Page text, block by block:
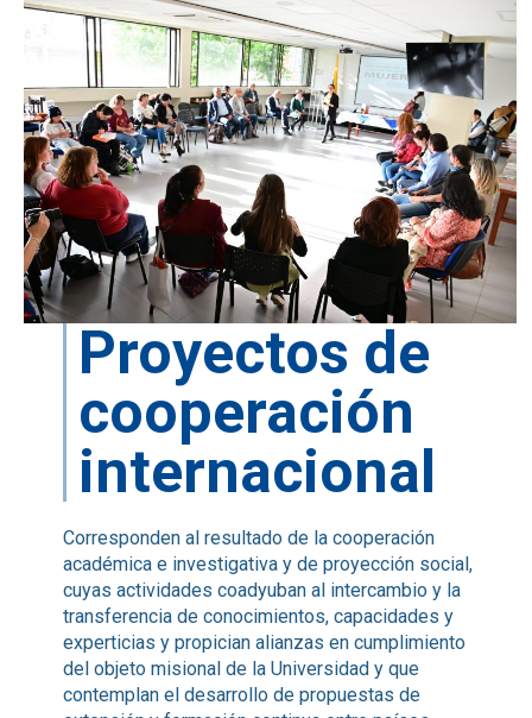
Proyectos de
cooperación
internacional
Corresponden al resultado de la cooperación
académica e investigativa y de proyección social,
cuyas actividades coadyuban al intercambio y la
transferencia de conocimientos, capacidades y
experticias y propician alianzas en cumplimiento
del objeto misional de la Universidad y que
contemplan el desarrollo de propuestas de